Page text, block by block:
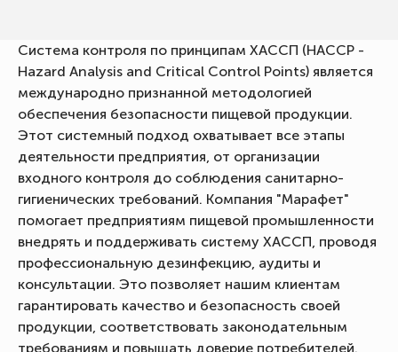
Система контроля по принципам ХАССП (HACCP -
Hazard Analysis and Critical Control Points) является
международно признанной методологией
обеспечения безопасности пищевой продукции.
Этот системный подход охватывает все этапы
деятельности предприятия, от организации
входного контроля до соблюдения санитарно-
гигиенических требований. Компания "Марафет"
помогает предприятиям пищевой промышленности
внедрять и поддерживать систему ХАССП, проводя
профессиональную дезинфекцию, аудиты и
консультации. Это позволяет нашим клиентам
гарантировать качество и безопасность своей
продукции, соответствовать законодательным
требованиям и повышать доверие потребителей.